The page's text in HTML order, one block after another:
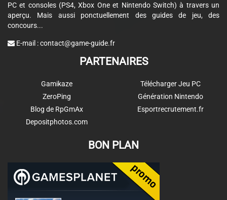
PC et consoles (PS4, Xbox One et Nintendo Switch) à travers un
aperçu. Mais aussi ponctuellement des guides de jeu, des
concours...
E-mail :contact@game-guide.fr
PARTENAIRES
Gamikaze
ZeroPing
Blog de RpGmAx
Depositphotos.com
Télécharger Jeu PC
Génération Nintendo
Esportrecrutement.fr
BON PLAN